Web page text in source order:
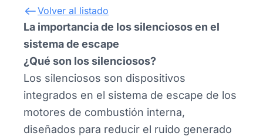
Volver al listado
La importancia de los silenciosos en el
sistema de escape
¿Qué son los silenciosos?
Los silenciosos son dispositivos
integrados en el sistema de escape de los
motores de combustión interna,
diseñados para reducir el ruido generado